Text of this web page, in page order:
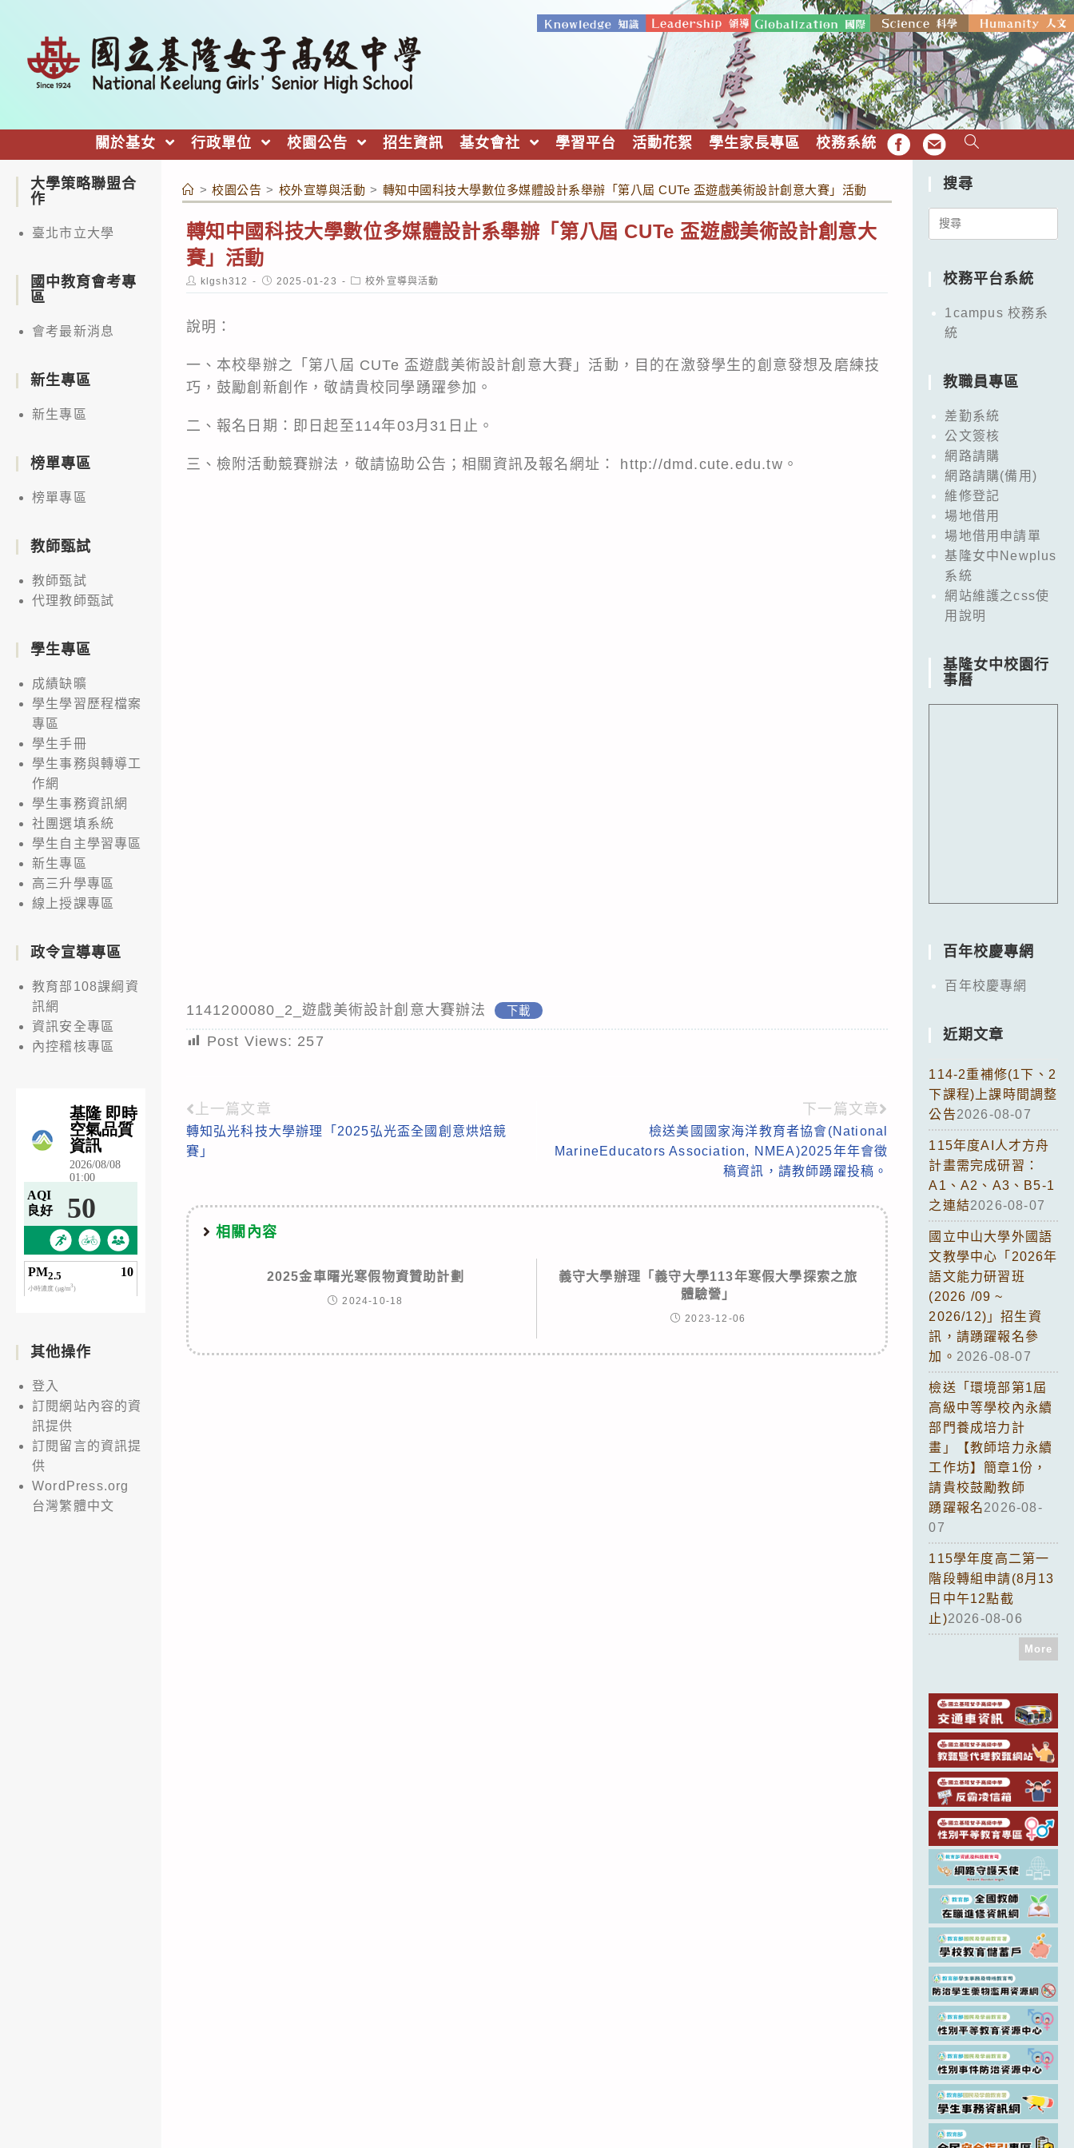
關於基女 行政單位 校園公告 招生資訊 基女會社 學習平台 活動花絮 學生家長專區 校務系統 FB EMAIL
> 校園公告 > 校外宣導與活動 > 轉知中國科技大學數位多媒體設計系舉辦「第八屆 CUTe 盃遊戲美術設計創意大賽」活動
轉知中國科技大學數位多媒體設計系舉辦「第八屆 CUTe 盃遊戲美術設計創意大
賽」活動
Post
author:
klgsh312
Post
published:
2025-01-23
Post
category:
校外宣導與活動
說明：
一、本校舉辦之「第八屆 CUTe 盃遊戲美術設計創意大賽」活動，目的在激發學生的創意發想及磨練技
巧，鼓勵創新創作，敬請貴校同學踴躍參加。
二、報名日期：即日起至114年03月31日止。
三、檢附活動競賽辦法，敬請協助公告；相關資訊及報名網址： http://dmd.cute.edu.tw。
1141200080_2_遊戲美術設計創意大賽辦法 下載
Post Views: 257
Read
more
上一篇文章
轉知弘光科技大學辦理「2025弘光盃全國創意烘焙競
賽」
下一篇文章
檢送美國國家海洋教育者協會(National
MarineEducators Association, NMEA)2025年年會徵
稿資訊，請教師踴躍投稿。
相關內容
2025金車曙光寒假物資贊助計劃
2024-10-18
義守大學辦理「義守大學113年寒假大學探索之旅
體驗營」
2023-12-06
大學策略聯盟合
作
臺北市立大學
國中教育會考專
區
會考最新消息
新生專區
新生專區
榜單專區
榜單專區
教師甄試
教師甄試
代理教師甄試
學生專區
成績缺曠
學生學習歷程檔案
專區
學生手冊
學生事務與轉導工
作網
學生事務資訊網
社團選填系統
學生自主學習專區
新生專區
高三升學專區
線上授課專區
政令宣導專區
教育部108課綱資
訊網
資訊安全專區
內控稽核專區
其他操作
登入
訂閱網站內容的資
訊提供
訂閱留言的資訊提
供
WordPress.org
台灣繁體中文
搜尋
Search
校務平台系統
1campus 校務系
統
教職員專區
差勤系統
公文簽核
網路請購
網路請購(備用)
維修登記
場地借用
場地借用申請單
基隆女中Newplus
系統
網站維護之css使
用說明
基隆女中校園行
事曆
百年校慶專網
百年校慶專網
近期文章
114-2重補修(1下、2
下課程)上課時間調整
公告2026-08-07
115年度AI人才方舟
計畫需完成研習：
A1、A2、A3、B5-1
之連結2026-08-07
國立中山大學外國語
文教學中心「2026年
語文能力研習班
(2026 /09 ~
2026/12)」招生資
訊，請踴躍報名參
加。 2026-08-07
檢送「環境部第1屆
高級中等學校內永續
部門養成培力計
畫」【教師培力永續
工作坊】簡章1份，
請貴校鼓勵教師
踴躍報名2026-08-
07
115學年度高二第一
階段轉組申請(8月13
日中午12點截
止)2026-08-06
More